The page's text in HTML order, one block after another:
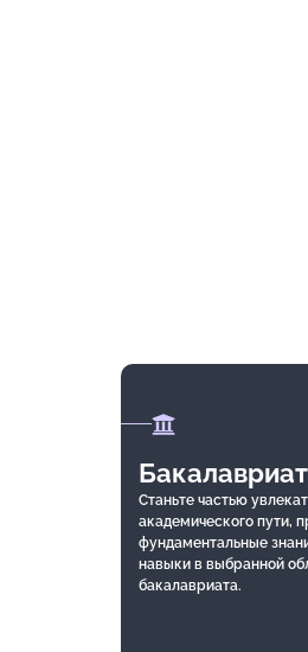
Бакалавриат
Станьте частью
академического пути,
фундаментальные
навыки в выбранной
бакалавриата.